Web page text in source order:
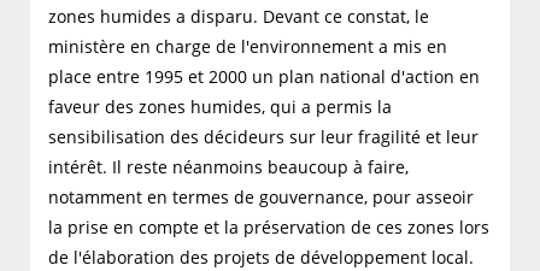
zones humides a disparu. Devant ce constat, le
ministère en charge de l'environnement a mis en
place entre 1995 et 2000 un plan national d'action en
faveur des zones humides, qui a permis la
sensibilisation des décideurs sur leur fragilité et leur
intérêt. Il reste néanmoins beaucoup à faire,
notamment en termes de gouvernance, pour asseoir
la prise en compte et la préservation de ces zones lors
de l'élaboration des projets de développement local.